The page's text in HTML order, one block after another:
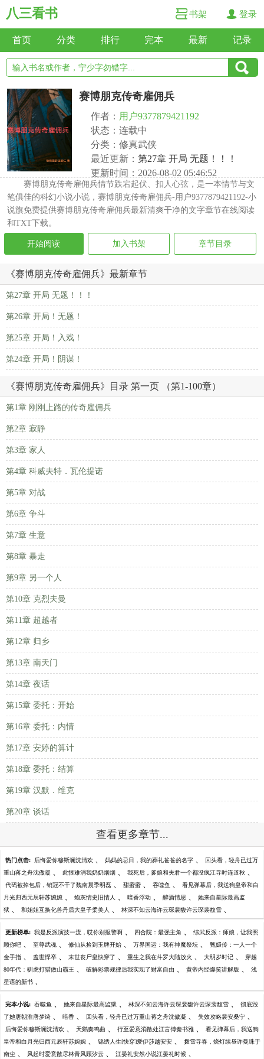
八三看书 书架 登录
首页 分类 排行 完本 最新 记录
赛博朋克传奇雇佣兵
作者： 用户9377879421192
状态：连载中
分类：修真武侠
最近更新： 第27章 开局 无题！！！
更新时间：2026-08-02 05:46:52
赛博朋克传奇雇佣兵情节跌宕起伏、扣人心弦，是一本情节与文
笔俱佳的科幻小说小说，赛博朋克传奇雇佣兵-用户9377879421192-小
说旗免费提供赛博朋克传奇雇佣兵最新清爽干净的文字章节在线阅读
和TXT下载。
开始阅读 加入书架 章节目录
《赛博朋克传奇雇佣兵》最新章节
第27章 开局 无题！！！
第26章 开局！无题！
第25章 开局！入戏！
第24章 开局！阴谋！
《赛博朋克传奇雇佣兵》目录 第一页 （第1-100章）
第1章 刚刚上路的传奇雇佣兵
第2章 寂静
第3章 家人
第4章 科威夫特．瓦伦提诺
第5章 对战
第6章 争斗
第7章 生意
第8章 暴走
第9章 另一个人
第10章 克烈夫曼
第11章 超越者
第12章 归乡
第13章 南天门
第14章 夜话
第15章 委托：开始
第16章 委托：内情
第17章 安婷的算计
第18章 委托：结算
第19章 汉默．维克
第20章 谈话
查看更多章节...
热门点击: 后悔爱你穆斯澜沈清欢 、 妈妈的忌日，我的葬礼爸爸的名字 、 回头看，轻舟已过万
重山蒋之舟沈傲凝 、 此恨难消我奶奶烟烟 、 我死后，爹娘和夫君一个都没疯江寻时连道秋 、
代码被掉包后，销冠不干了魏南晨季明磊 、 甜蜜蜜 、 吞噬鱼 、 看见弹幕后，我送狗皇帝和白
月光归西元辰轩苏婉婉 、 炮灰情史旧情人 、 暗香浮动 、 醉酒情思 、 她来自星际最高监
狱 、 和姐姐互换化兽丹后大皇子柔美人 、 林深不知云海许云琛裴馥许云琛裴馥雪 、
更新榜单: 我是反派演技一流，哎你别报警啊 、 四合院：最强主角 、 综武反派：师娘，让我照
顾你吧 、 至尊武魂 、 修仙从捡到玉牌开始 、 万界国运：我有神魔祭坛 、 甄嬛传：一人一个
金手指 、 盖世悍卒 、 末世丧尸皇快穿了 、 重生之我在斗罗大陆放火 、 大明岁时记 、 穿越
80年代：驯虎打猎做山霸王 、 破解彩票规律后我实现了财富自由 、 黄帝内经爆笑讲解版 、 浅
星语的新书 、
完本小说: 吞噬鱼 、 她来自星际最高监狱 、 林深不知云海许云琛裴馥许云琛裴馥雪 、 彻底毁
了她唐朝淮唐梦绮 、 暗香 、 回头看，轻舟已过万重山蒋之舟沈傲凝 、 失效攻略裴安桑宁 、
后悔爱你穆斯澜沈清欢 、 天鹅奏鸣曲 、 行至爱意消散处江言傅秦书雅 、 看见弹幕后，我送狗
皇帝和白月光归西元辰轩苏婉婉 、 锦绣人生[快穿]爱伊莎越安安 、 拨雪寻春，烧灯续昼许曼珠于
南尘 、 风起时爱意散尽林青风顾汐云 、 江晏礼安然小说江晏礼时候 、